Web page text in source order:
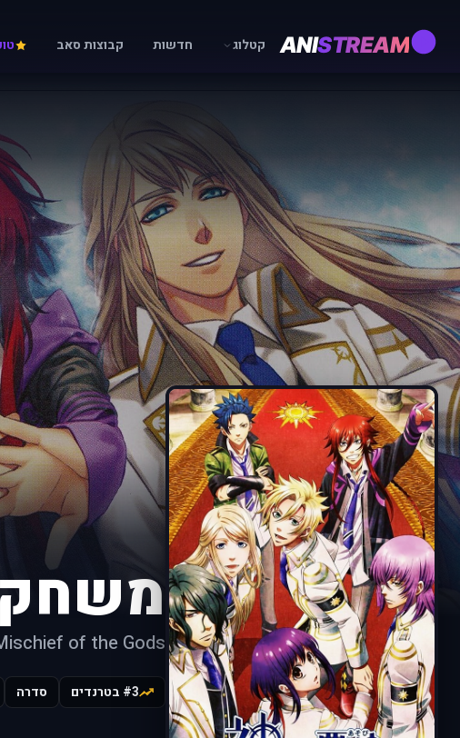
ANISTREAM קטלוג חדשות קבוצות סאב טופ
of the Gods
#3 בטרנדים סדרה